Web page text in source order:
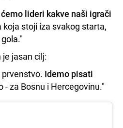
lideri kakve naši igrači
koja stoji iza svakog starta,
jasan cilj:
Idemo pisati
- za Bosnu i Hercegovinu."